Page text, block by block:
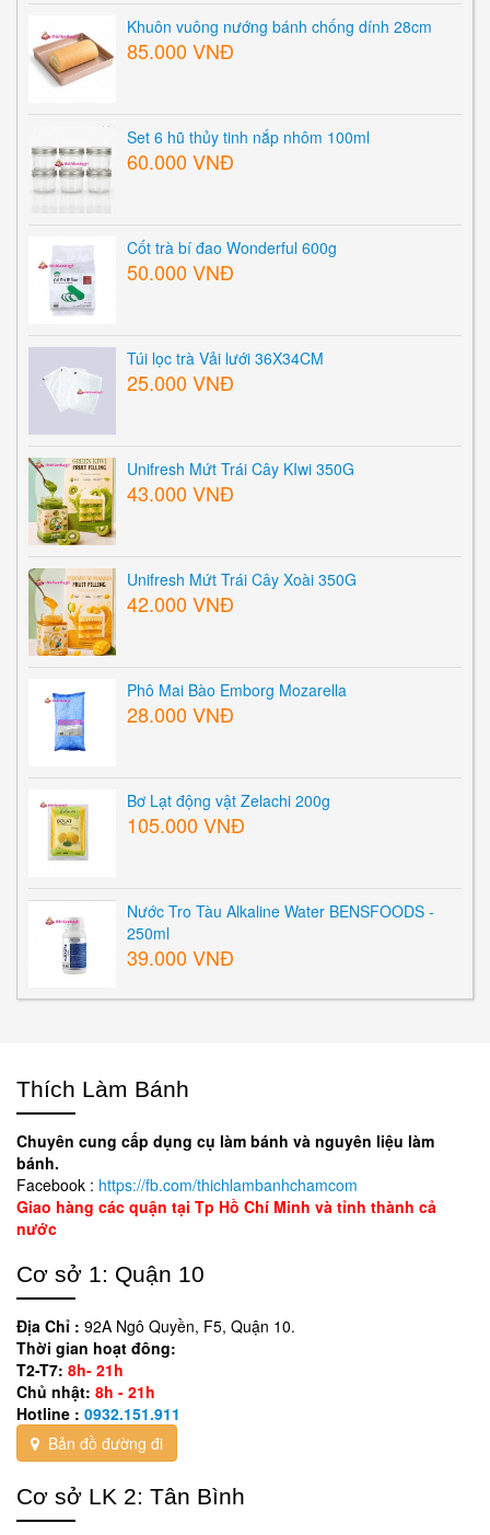
Khuôn vuông nướng bánh chống dính 28cm
85.000 VNĐ
Set 6 hũ thủy tinh nắp nhôm 100ml
60.000 VNĐ
Cốt trà bí đao Wonderful 600g
50.000 VNĐ
Túi lọc trà Vải lưới 36X34CM
25.000 VNĐ
Unifresh Mứt Trái Cây KIwi 350G
43.000 VNĐ
Unifresh Mứt Trái Cây Xoài 350G
42.000 VNĐ
Phô Mai Bào Emborg Mozarella
28.000 VNĐ
Bơ Lạt động vật Zelachi 200g
105.000 VNĐ
Nước Tro Tàu Alkaline Water BENSFOODS -
250ml
39.000 VNĐ
Thích Làm Bánh
Chuyên cung cấp dụng cụ làm bánh và nguyên liệu làm
bánh.
Facebook : https://fb.com/thichlambanhchamcom
Giao hàng các quận tại Tp Hồ Chí Minh và tỉnh thành cả
nước
Cơ sở 1: Quận 10
Địa Chỉ : 92A Ngô Quyền, F5, Quận 10.
Thời gian hoạt đông:
T2-T7: 8h- 21h
Chủ nhật: 8h - 21h
Hotline : 0932.151.911
Bản đồ đường đi
Cơ sở LK 2: Tân Bình